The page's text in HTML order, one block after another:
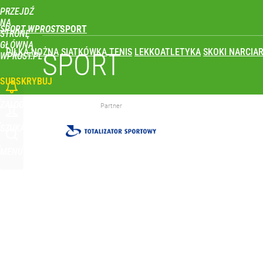
PRZEJDŹ
NA
STRONĘ
GŁÓWNĄ
WPROST.PL
SPORT WPROST
PIŁKA NOŻNA SIATKÓWKA TENIS LEKKOATLETYKA SKOKI
SUBSKRYBUJ
Polski finał w Warszawie! To będzie wielkie święto
Farmacja: wzrost pod presją. co czeka branżę do
SPORT
Partner